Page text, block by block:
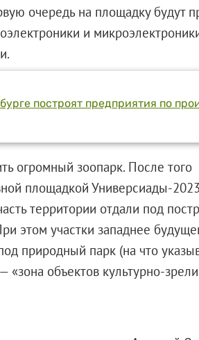
очередь на площадку будут
и
построят предприятия по
огромный зоопарк. После того
площадкой Универсиады-
территории отдали под
этом участки западнее
природный парк (на что
«зона объектов культурно-